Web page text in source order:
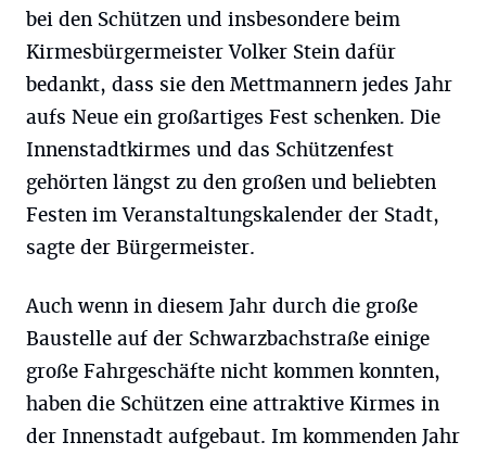
bei den Schützen und insbesondere beim
Kirmesbürgermeister Volker Stein dafür
bedankt, dass sie den Mettmannern jedes Jahr
aufs Neue ein großartiges Fest schenken. Die
Innenstadtkirmes und das Schützenfest
gehörten längst zu den großen und beliebten
Festen im Veranstaltungskalender der Stadt,
sagte der Bürgermeister.
Auch wenn in diesem Jahr durch die große
Baustelle auf der Schwarzbachstraße einige
große Fahrgeschäfte nicht kommen konnten,
haben die Schützen eine attraktive Kirmes in
der Innenstadt aufgebaut. Im kommenden Jahr